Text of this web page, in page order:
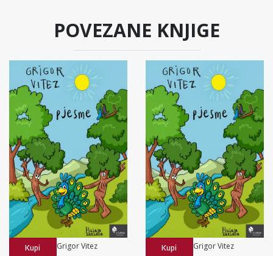
POVEZANE KNJIGE
Kupi Grigor Vitez Kupi Grigor Vitez